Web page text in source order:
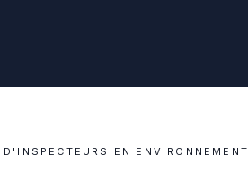
D'INSPECTEURS EN ENVIRONNEMENT